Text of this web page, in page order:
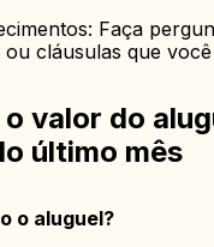
Faça
cláusulas que
valor do
último mês
o aluguel?